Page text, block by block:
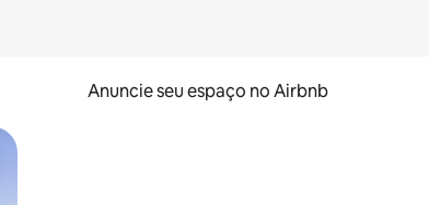
Anuncie seu espaço no Airbnb